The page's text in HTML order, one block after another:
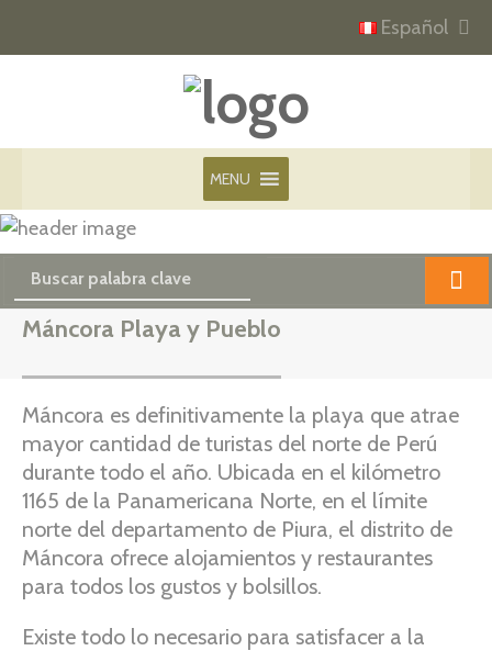
Español
MENU
Máncora Playa y Pueblo
Máncora es definitivamente la playa que atrae
mayor cantidad de turistas del norte de Perú
durante todo el año. Ubicada en el kilómetro
1165 de la Panamericana Norte, en el límite
norte del departamento de Piura, el distrito de
Máncora ofrece alojamientos y restaurantes
para todos los gustos y bolsillos.
Existe todo lo necesario para satisfacer a la